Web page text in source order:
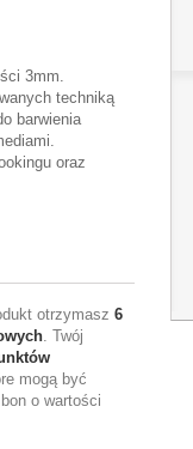
3mm.
techniką
barwienia
oraz
otrzymasz 6
. Twój
mogą być
o wartości